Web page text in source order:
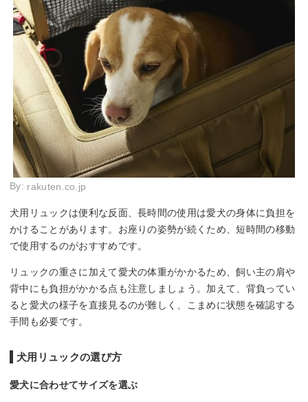
By: rakuten.co.jp
犬用リュックは便利な反面、長時間の使用は愛犬の身体に負担を
かけることがあります。お座りの姿勢が続くため、短時間の移動
で使用するのがおすすめです。
リュックの重さに加えて愛犬の体重がかかるため、飼い主の肩や
背中にも負担がかかる点も注意しましょう。加えて、背負ってい
ると愛犬の様子を直接見るのが難しく、こまめに状態を確認する
手間も必要です。
犬用リュックの選び方
愛犬に合わせてサイズを選ぶ